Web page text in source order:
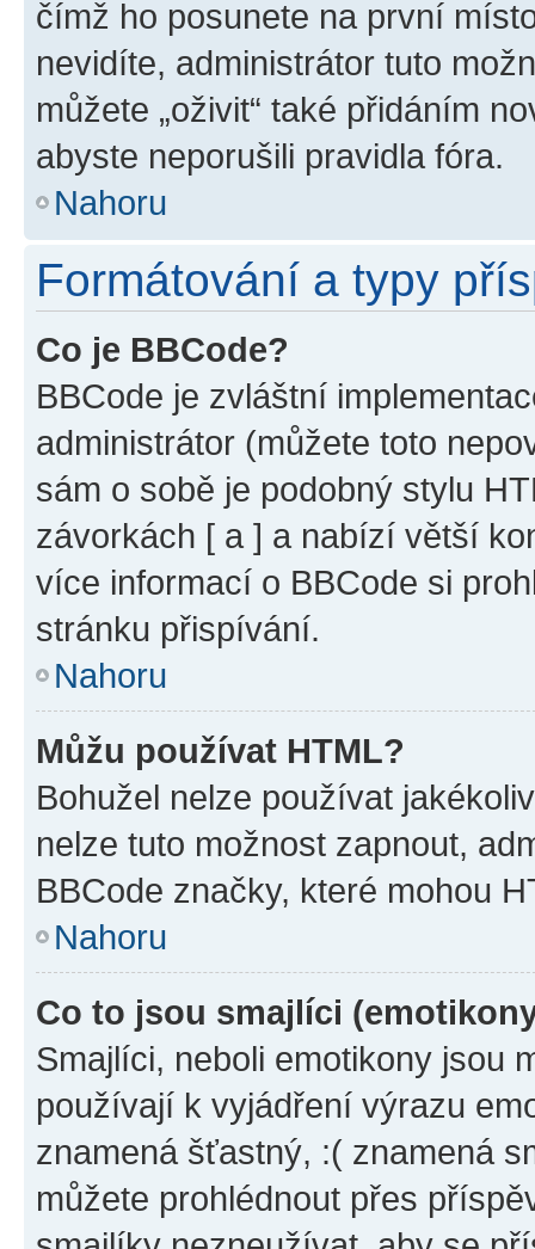
čímž ho posunete na první
nevidíte, administrátor tuto
můžete „oživit“ také přidáním
abyste neporušili pravidla fóra.
Nahoru
Formátování a typy
Co je BBCode?
BBCode je zvláštní
administrátor (můžete toto
sám o sobě je podobný stylu
závorkách [ a ] a nabízí větší
více informací o BBCode si
stránku přispívání.
Nahoru
Můžu používat HTML?
Bohužel nelze používat
nelze tuto možnost zapnout,
BBCode značky, které mohou
Nahoru
Co to jsou smajlíci
Smajlíci, neboli emotikony jsou
používají k vyjádření výrazu
znamená šťastný, :( znamená
můžete prohlédnout přes